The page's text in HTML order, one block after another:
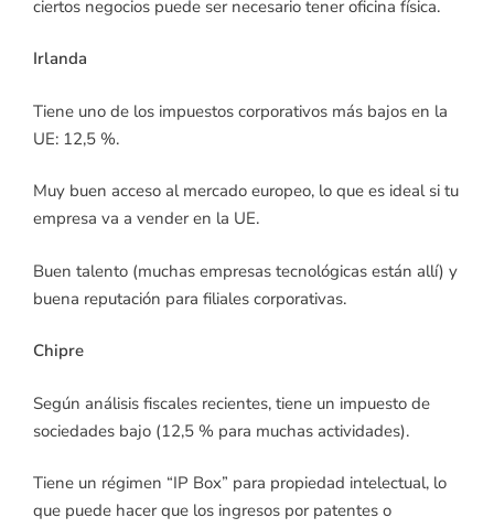
ciertos negocios puede ser necesario tener oficina física.
Irlanda
Tiene uno de los impuestos corporativos más bajos en la
UE: 12,5 %.
Muy buen acceso al mercado europeo, lo que es ideal si tu
empresa va a vender en la UE.
Buen talento (muchas empresas tecnológicas están allí) y
buena reputación para filiales corporativas.
Chipre
Según análisis fiscales recientes, tiene un impuesto de
sociedades bajo (12,5 % para muchas actividades).
Tiene un régimen “IP Box” para propiedad intelectual, lo
que puede hacer que los ingresos por patentes o